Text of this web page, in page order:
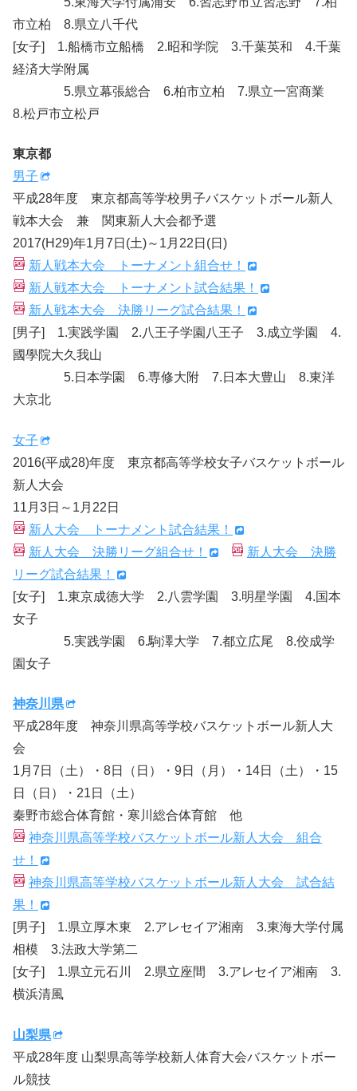
市立柏 8.県立八千代
[女子] 1.船橋市立船橋 2.昭和学院 3.千葉英和 4.千葉
経済大学附属
5.県立幕張総合 6.柏市立柏 7.県立一宮商業
8.松戸市立松戸
東京都
男子
平成28年度 東京都高等学校男子バスケットボール新人
戦本大会 兼 関東新人大会都予選
2017(H29)年1月7日(土)～1月22日(日)
新人戦本大会 トーナメント組合せ！
新人戦本大会 トーナメント試合結果！
新人戦本大会 決勝リーグ試合結果！
[男子] 1.実践学園 2.八王子学園八王子 3.成立学園 4.
國學院大久我山
5.日本学園 6.専修大附 7.日本大豊山 8.東洋
大京北
女子
2016(平成28)年度 東京都高等学校女子バスケットボール
新人大会
11月3日～1月22日
新人大会 トーナメント試合結果！
新人大会 決勝リーグ組合せ！
新人大会 決勝
リーグ試合結果！
[女子] 1.東京成徳大学 2.八雲学園 3.明星学園 4.国本
女子
5.実践学園 6.駒澤大学 7.都立広尾 8.佼成学
園女子
神奈川県
平成28年度 神奈川県高等学校バスケットボール新人大
会
1月7日（土）・8日（日）・9日（月）・14日（土）・15
日（日）・21日（土）
秦野市総合体育館・寒川総合体育館 他
神奈川県高等学校バスケットボール新人大会 組合
せ！
神奈川県高等学校バスケットボール新人大会 試合結
果！
[男子] 1.県立厚木東 2.アレセイア湘南 3.東海大学付属
相模 3.法政大学第二
[女子] 1.県立元石川 2.県立座間 3.アレセイア湘南 3.
横浜清風
山梨県
平成28年度 山梨県高等学校新人体育大会バスケットボー
ル競技